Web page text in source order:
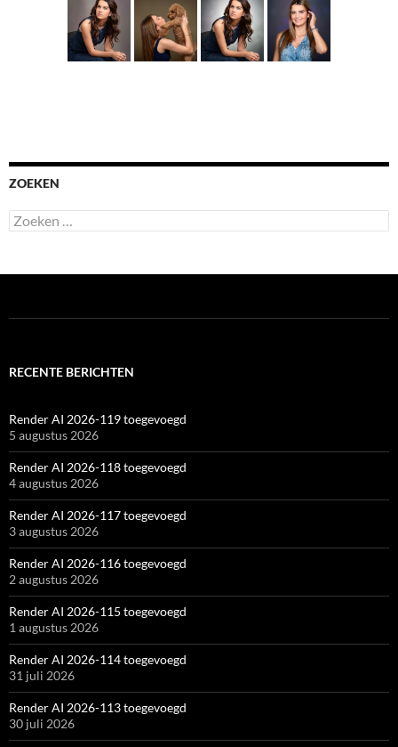
ZOEKEN
Zoeken
naar:
RECENTE BERICHTEN
Render AI 2026-119 toegevoegd
5 augustus 2026
Render AI 2026-118 toegevoegd
4 augustus 2026
Render AI 2026-117 toegevoegd
3 augustus 2026
Render AI 2026-116 toegevoegd
2 augustus 2026
Render AI 2026-115 toegevoegd
1 augustus 2026
Render AI 2026-114 toegevoegd
31 juli 2026
Render AI 2026-113 toegevoegd
30 juli 2026